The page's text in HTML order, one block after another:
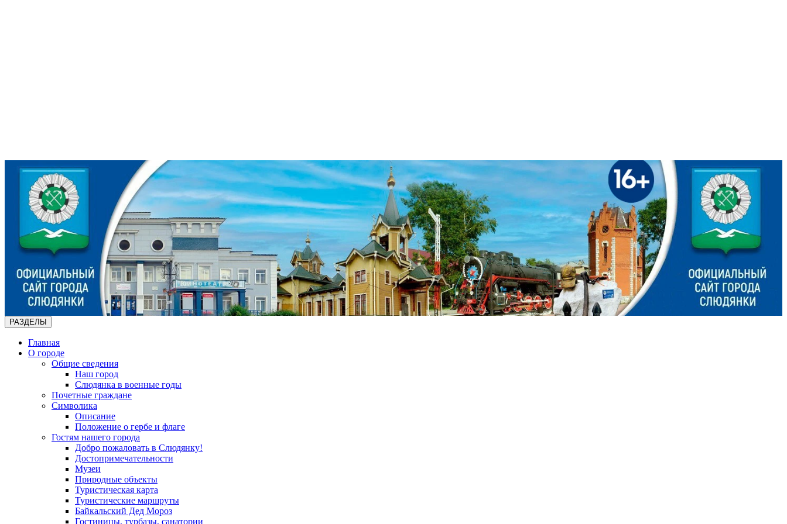
РАЗДЕЛЫ
Главная
О городе
Общие сведения
Наш город
Слюдянка в военные годы
Почетные граждане
Символика
Описание
Положение о гербе и флаге
Гостям нашего города
Добро пожаловать в Слюдянку!
Достопримечательности
Музеи
Природные объекты
Туристическая карта
Туристические маршруты
Байкальский Дед Мороз
Гостиницы, турбазы, санатории